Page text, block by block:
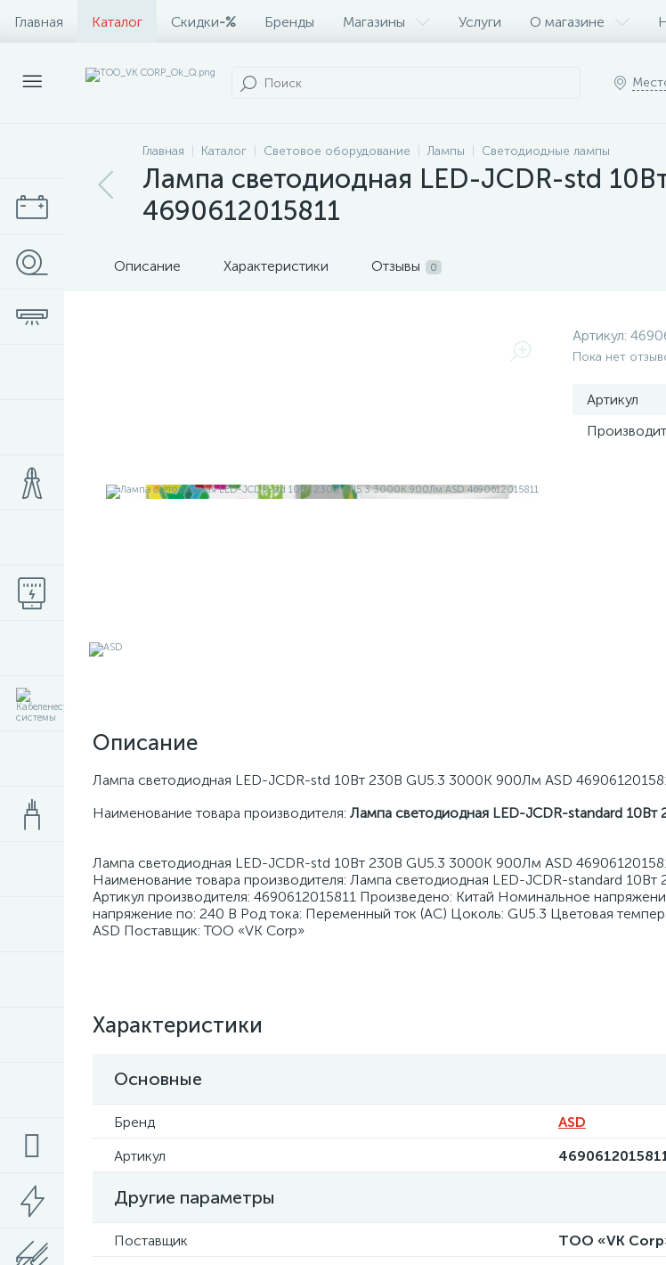
Главная Каталог Скидки-% Бренды Магазины Услуги О магазине
Главная Каталог Световое оборудование Лампы Светодиодные лампы
Лампа светодиодная LED-JCDR-std
4690612015811
Описание Характеристики Отзывы 0
Артикул:
Пока нет
Артикул
Описание
Лампа светодиодная LED-JCDR-std 10Вт 230В GU5.3 3000К 900Лм ASD
Наименование товара производителя: Лампа светодиодная LED-JCDR-standard
Лампа светодиодная LED-JCDR-std 10Вт 230В GU5.3 3000К 900Лм ASD
Наименование товара производителя: Лампа светодиодная LED-JCDR-standard
Артикул производителя: 4690612015811 Произведено: Китай Номинальное
напряжение по: 240 В Род тока: Переменный ток (AC) Цоколь: GU5.3 Цветовая
ASD Поставщик: ТОО «VK Corp»
Характеристики
Основные
Бренд
ASD
Артикул
Другие параметры
Поставщик
ТОО «VK